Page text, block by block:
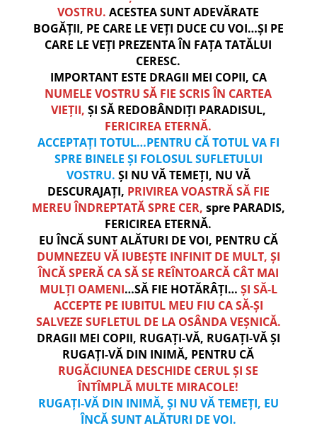
VOSTRU. ACESTEA SUNT ADEVĂRATE
BOGĂȚII, PE CARE LE VEȚI DUCE CU VOI…ȘI PE
CARE LE VEȚI PREZENTA ÎN FAȚA TATĂLUI
CERESC.
IMPORTANT ESTE DRAGII MEI COPII, CA
NUMELE VOSTRU SĂ FIE SCRIS ÎN CARTEA
VIEȚII, ȘI SĂ REDOBÂNDIȚI PARADISUL,
FERICIREA ETERNĂ.
ACCEPTAȚI TOTUL…PENTRU CĂ TOTUL VA FI
SPRE BINELE ȘI FOLOSUL SUFLETULUI
VOSTRU. ȘI NU VĂ TEMEȚI, NU VĂ
DESCURAJAȚI, PRIVIREA VOASTRĂ SĂ FIE
MEREU ÎNDREPTATĂ SPRE CER, spre PARADIS,
FERICIREA ETERNĂ.
EU ÎNCĂ SUNT ALĂTURI DE VOI, PENTRU CĂ
DUMNEZEU VĂ IUBEȘTE INFINIT DE MULT, ȘI
ÎNCĂ SPERĂ CA SĂ SE REÎNTOARCĂ CÂT MAI
MULȚI OAMENI…SĂ FIE HOTĂRÂȚI… ȘI SĂ-L
ACCEPTE PE IUBITUL MEU FIU CA SĂ-ȘI
SALVEZE SUFLETUL DE LA OSÂNDA VEȘNICĂ.
DRAGII MEI COPII, RUGAȚI-VĂ, RUGAȚI-VĂ ȘI
RUGAȚI-VĂ DIN INIMĂ, PENTRU CĂ
RUGĂCIUNEA DESCHIDE CERUL ȘI SE
ÎNTÎMPLĂ MULTE MIRACOLE!
RUGAȚI-VĂ DIN INIMĂ, ȘI NU VĂ TEMEȚI, EU
ÎNCĂ SUNT ALĂTURI DE VOI.